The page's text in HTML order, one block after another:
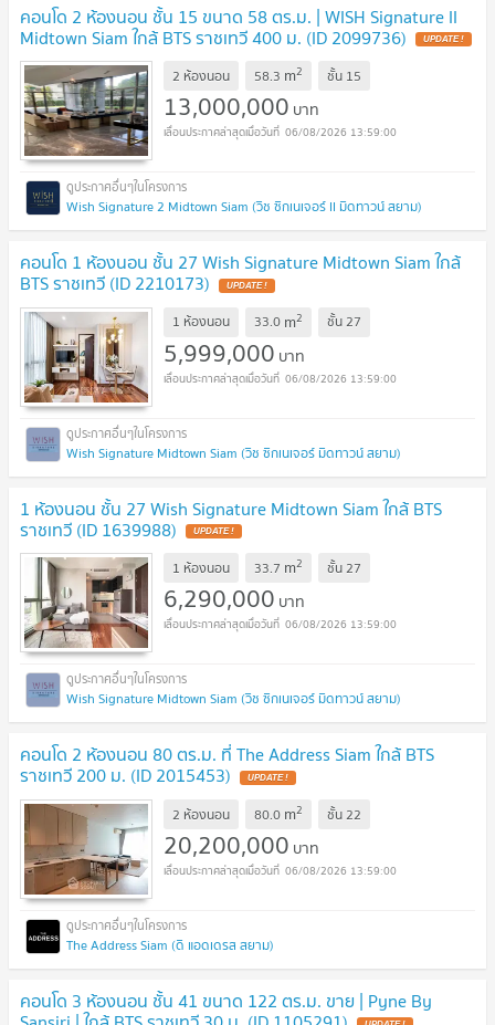
คอนโด 2 ห้องนอน ชั้น 15 ขนาด 58 ตร.ม. | WISH Signature II
Midtown Siam ใกล้ BTS ราชเทวี 400 ม. (ID 2099736) UPDATE !
2 ห้องนอน 58.3 m2 ชั้น 15
13,000,000 บาท
06/08/2026 13:59:00
Wish Signature 2 Midtown Siam (วิช ซิกเนเจอร์ II มิดทาวน์ สยาม)
คอนโด 1 ห้องนอน ชั้น 27 Wish Signature Midtown Siam ใกล้
BTS ราชเทวี (ID 2210173) UPDATE !
1 ห้องนอน 33.0 m2 ชั้น27
5,999,000 บาท
06/08/2026 13:59:00
Wish Signature Midtown Siam (วิช ซิกเนเจอร์ มิดทาวน์ สยาม)
1 ห้องนอน ชั้น 27 Wish Signature Midtown Siam ใกล้ BTS
ราชเทวี (ID 1639988) UPDATE !
1 ห้องนอน 33.7 m2 ชั้น27
6,290,000 บาท
06/08/2026 13:59:00
Wish Signature Midtown Siam (วิช ซิกเนเจอร์ มิดทาวน์ สยาม)
คอนโด 2 ห้องนอน 80 ตร.ม. ที่ The Address Siam ใกล้ BTS
ราชเทวี 200 ม. (ID 2015453) UPDATE !
2 ห้องนอน 80.0 m2 ชั้น22
20,200,000 บาท
06/08/2026 13:59:00
The Address Siam (ดิ แอดเดรส สยาม)
คอนโด 3 ห้องนอน ชั้น 41 ขนาด 122 ตร.ม. ขาย | Pyne By